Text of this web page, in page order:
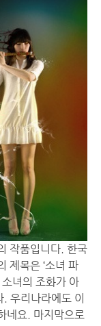
작품입니다. 한국
제목은 ‘소녀 파
녀의 조화가 아
우리나라에도 이
네요. 마지막으로